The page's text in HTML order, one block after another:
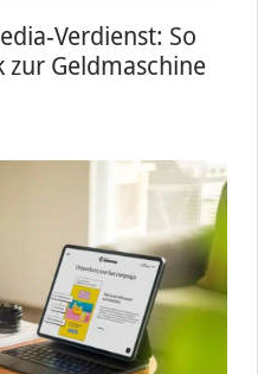
Verdienst: So
zur Geldmaschine